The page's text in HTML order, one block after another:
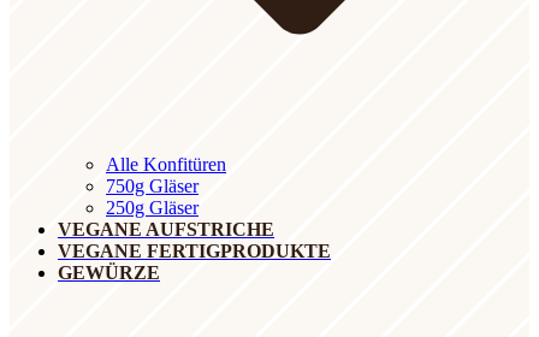
Alle Konfitüren
750g Gläser
250g Gläser
VEGANE AUFSTRICHE
VEGANE FERTIGPRODUKTE
GEWÜRZE